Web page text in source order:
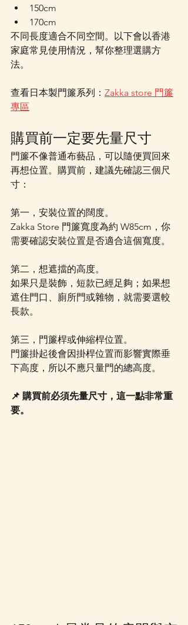
150cm
170cm
不同長度適合不同空間。以下會以香港
家庭常見使用情況，幫你整理選購方
法。
查看日本製門簾系列： Zakka store 門簾
專區
購買前一定要先量尺寸
門簾不像普通布藝品，可以隨便買回來
再想位置。購買前，建議先確認三個尺
寸：
第一，安裝位置的闊度。
Zakka Store 門簾寬度為約 W85cm，你
需要確認安裝位置是否適合這個寬度。
第二，想遮擋的高度。
如果只是裝飾，短款已經足夠；如果想
遮住門口、廁所門或雜物，就需要選較
長款。
第三，門簾桿或伸縮桿位置。
門簾掛起後會因掛桿位置而影響實際垂
下高度，所以不應只量門的總高度。
📌 購買前必須先量尺寸，這一點非常重
要。